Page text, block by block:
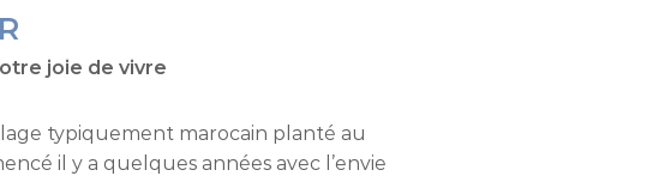
joie de vivre
typiquement marocain planté au
il y a quelques années avec l’envie